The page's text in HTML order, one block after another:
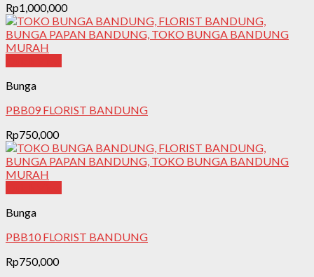
Rp1,000,000
Bunga
PBB09 FLORIST BANDUNG
Rp750,000
Bunga
PBB10 FLORIST BANDUNG
Rp750,000